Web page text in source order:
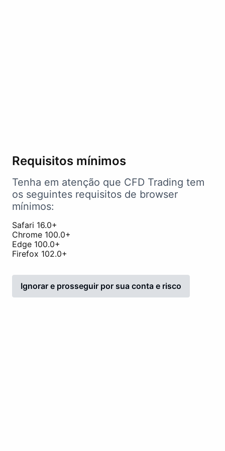
Requisitos mínimos
Tenha em atenção que CFD Trading tem
os seguintes requisitos de browser
mínimos:
Safari 16.0+
Chrome 100.0+
Edge 100.0+
Firefox 102.0+
Ignorar e prosseguir por sua conta e risco